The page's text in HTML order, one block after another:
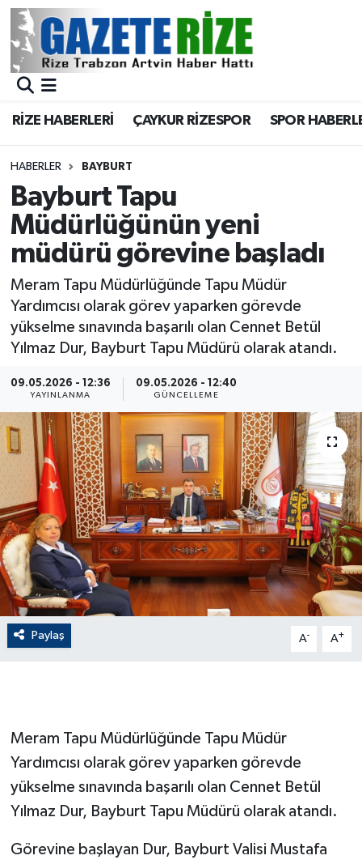
RİZE HABERLERİ ÇAYKUR RİZESPOR SPOR
HABERLER BAYBURT
Bayburt Tapu
Müdürlüğünün yeni
müdürü görevine başladı
Meram Tapu Müdürlüğünde Tapu Müdür
Yardımcısı olarak görev yaparken görevde
yükselme sınavında başarılı olan Cennet Betül
Yılmaz Dur, Bayburt Tapu Müdürü olarak atandı.
09.05.2026 - 12:36
YAYINLANMA
09.05.2026 - 12:40
GÜNCELLEME
Paylaş A- A+
Meram Tapu Müdürlüğünde Tapu Müdür
Yardımcısı olarak görev yaparken görevde
yükselme sınavında başarılı olan Cennet Betül
Yılmaz Dur, Bayburt Tapu Müdürü olarak atandı.
Görevine başlayan Dur, Bayburt Valisi Mustafa
BÖLGEMİZ
Asayiş
Rize Jandarma Komutanlığı
Bilim Teknoloji
Advertising news
Canlı Maç
ÇEVRE
Dış Haberler
Dünya
EĞİTİM
EKONOMİ
English News
Finans
GENEL
GÜNDEM
Güvenlik
Merkez Nöbetçi Eczaneler
Merkez Trafik Yoğunluk Haritası
Süper Lig Puan Durumu ve Fikstür
Tüm Manşetler
Son Dakika Haberleri
Haber Arşivi